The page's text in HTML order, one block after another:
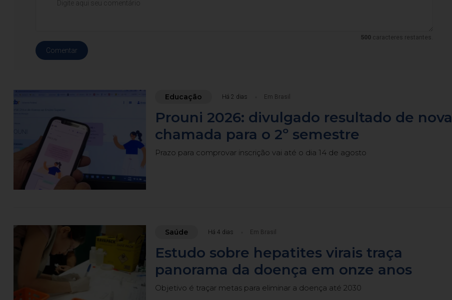
500caracteres restantes.
Comentar
Educação Há 2 dias Em Brasil
Prouni 2026: divulgado resultado de nova
chamada para o 2º semestre
Prazo para comprovar inscrição vai até o dia 14 de agosto
Saúde Há 4 dias Em Brasil
Estudo sobre hepatites virais traça
panorama da doença em onze anos
Objetivo é traçar metas para eliminar a doença até 2030